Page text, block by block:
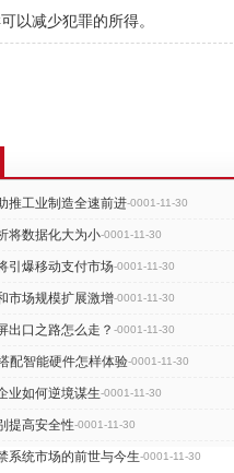
以减少犯罪的所得。
推工业制造全速前进-0001-11-30
将数据化大为小-0001-11-30
引爆移动支付市场-0001-11-30
市场规模扩展激增-0001-11-30
出口之路怎么走？ -0001-11-30
配智能硬件怎样体验-0001-11-30
业如何逆境谋生-0001-11-30
提高安全性-0001-11-30
系统市场的前世与今生-0001-11-30